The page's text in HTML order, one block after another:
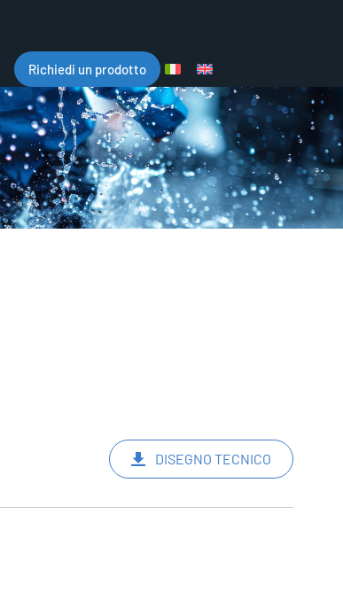
Richiedi un prodotto
DISEGNO TECNICO